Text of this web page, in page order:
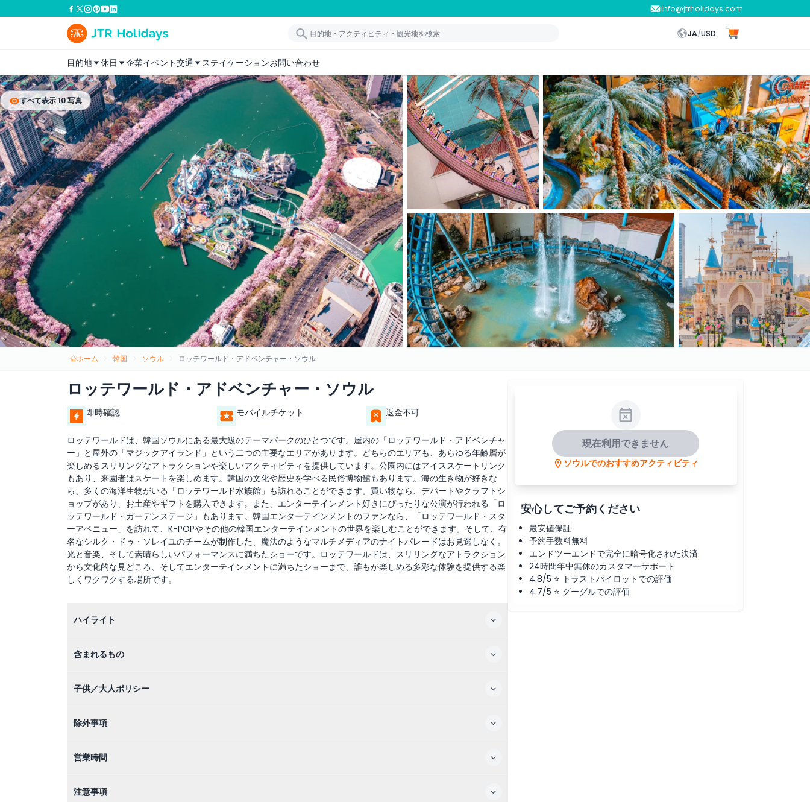
info@jtrholidays.com
JA/USD
目的地 休日 企業イベント交通 ステイケーションお問い合わせ
すべて表示 10 写真
ホーム 韓国 ソウル ロッテワールド・アドベンチャー・ソウル
ロッテワールド・アドベンチャー・ソウル
即時確認 モバイルチケット 返金不可
ロッテワールドは、韓国ソウルにある最大級のテーマパークのひとつです。屋内の「ロッテワールド・アドベンチャ
ー」と屋外の「マジックアイランド」という二つの主要なエリアがあります。どちらのエリアも、あらゆる年齢層が
楽しめるスリリングなアトラクションや楽しいアクティビティを提供しています。公園内にはアイススケートリンク
もあり、来園者はスケートを楽しめます。韓国の文化や歴史を学べる民俗博物館もあります。海の生き物が好きな
ら、多くの海洋生物がいる「ロッテワールド水族館」も訪れることができます。買い物なら、デパートやクラフトシ
ョップがあり、お土産やギフトを購入できます。また、エンターテインメント好きにぴったりな公演が行われる「ロ
ッテワールド・ガーデンステージ」もあります。韓国エンターテインメントのファンなら、「ロッテワールド・スタ
ーアベニュー」を訪れて、K-POPやその他の韓国エンターテインメントの世界を楽しむことができます。そして、有
名なシルク・ドゥ・ソレイユのチームが制作した、魔法のようなマルチメディアのナイトパレードはお見逃しなく。
光と音楽、そして素晴らしいパフォーマンスに満ちたショーです。ロッテワールドは、スリリングなアトラクション
から文化的な見どころ、そしてエンターテインメントに満ちたショーまで、誰もが楽しめる多彩な体験を提供する楽
しくワクワクする場所です。
ハイライト
含まれるもの
子供／大人ポリシー
除外事項
営業時間
注意事項
現在利用できません
ソウルでのおすすめアクティビティ
安心してご予約ください
最安値保証
予約手数料無料
エンドツーエンドで完全に暗号化された決済
24時間年中無休のカスタマーサポート
4.8/5 ⭐ トラストパイロットでの評価
4.7/5 ⭐ グーグルでの評価